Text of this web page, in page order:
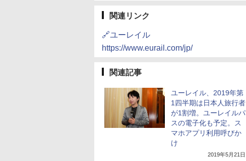
関連リンク
🔗ユーレイル
https://www.eurail.com/jp/
関連記事
ユーレイル、2019年第
1四半期は日本人旅行者
が1割増。ユーレイルパ
スの電子化も予定。ス
マホアプリ利用呼びか
け
2019年5月21日